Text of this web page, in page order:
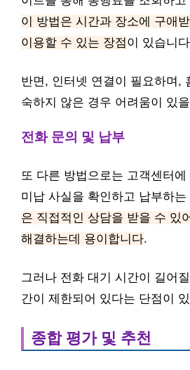
이 방법은 시간과 장소에 구애
이용할 수 있는 장점이 있습니
반면, 인터넷 연결이 필요하며,
숙하지 않은 경우 어려움이 있
전화 문의 및 납부
또 다른 방법으로는 고객센터
미납 사실을 확인하고 납부하는
은 직접적인 상담을 받을 수 있
해결하는데 용이합니다.
그러나 전화 대기 시간이 길어
간이 제한되어 있다는 단점이
종합 평가 및 추천